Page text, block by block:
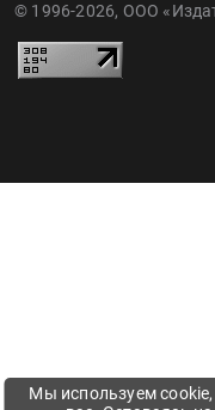
© 1996-2026, ООО
Мы используем